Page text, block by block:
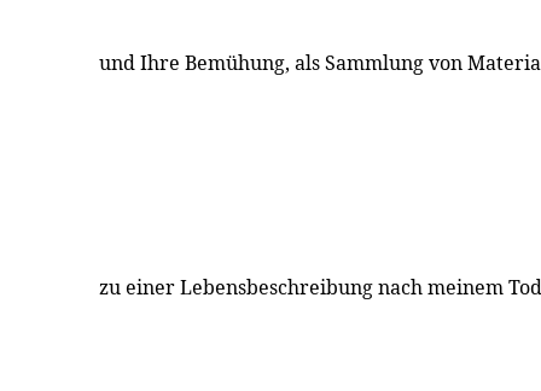
und Ihre Bemühung, als Sammlung von
zu einer Lebensbeschreibung nach meinem